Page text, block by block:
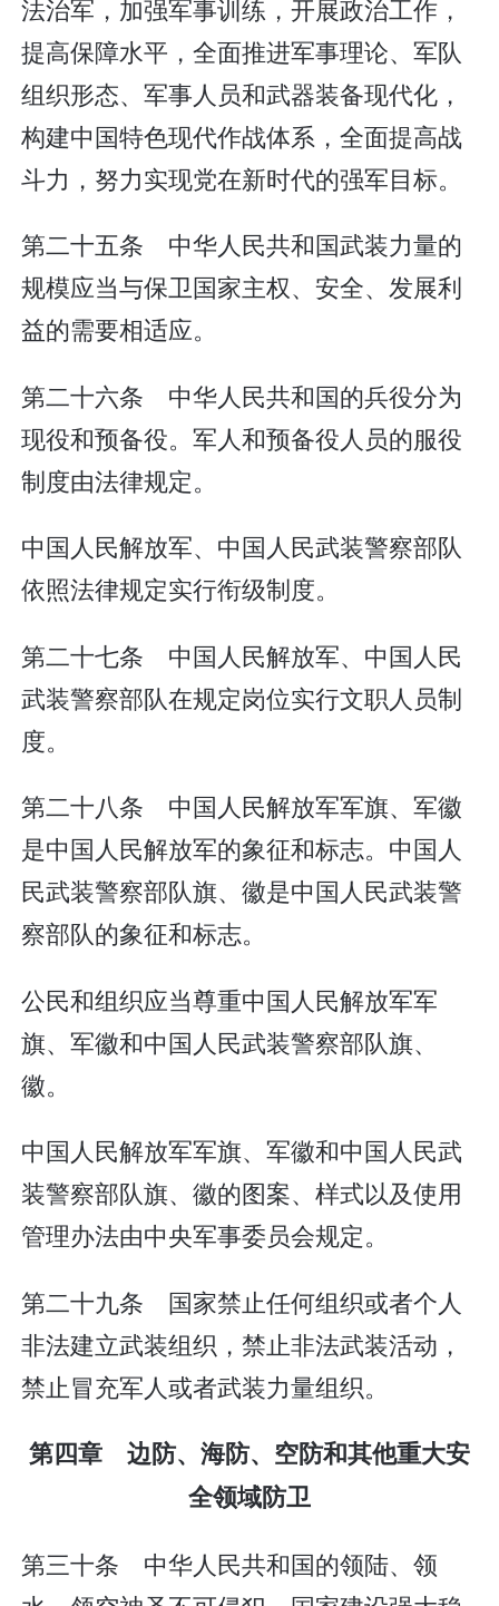
法治军，加强军事训练，开展政治工作，
提高保障水平，全面推进军事理论、军队
组织形态、军事人员和武器装备现代化，
构建中国特色现代作战体系，全面提高战
斗力，努力实现党在新时代的强军目标。
第二十五条 中华人民共和国武装力量的
规模应当与保卫国家主权、安全、发展利
益的需要相适应。
第二十六条 中华人民共和国的兵役分为
现役和预备役。军人和预备役人员的服役
制度由法律规定。
中国人民解放军、中国人民武装警察部队
依照法律规定实行衔级制度。
第二十七条 中国人民解放军、中国人民
武装警察部队在规定岗位实行文职人员制
度。
第二十八条 中国人民解放军军旗、军徽
是中国人民解放军的象征和标志。中国人
民武装警察部队旗、徽是中国人民武装警
察部队的象征和标志。
公民和组织应当尊重中国人民解放军军
旗、军徽和中国人民武装警察部队旗、
徽。
中国人民解放军军旗、军徽和中国人民武
装警察部队旗、徽的图案、样式以及使用
管理办法由中央军事委员会规定。
第二十九条 国家禁止任何组织或者个人
非法建立武装组织，禁止非法武装活动，
禁止冒充军人或者武装力量组织。
第四章 边防、海防、空防和其他重大安
全领域防卫
第三十条 中华人民共和国的领陆、领